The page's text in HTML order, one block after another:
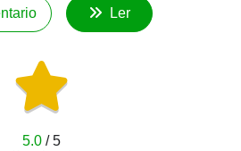
Ler
5.0/ 5